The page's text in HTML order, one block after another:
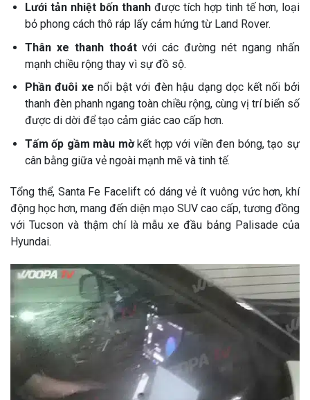
Lưới tản nhiệt bốn thanhđược tích hợp tinh tế hơn, loại
bỏ phong cách thô ráp lấy cảm hứng từ Land Rover.
Thân xe thanh thoátvới các đường nét ngang nhấn
mạnh chiều rộng thay vì sự đồ sộ.
Phần đuôi xe nổi bật với đèn hậu dạng dọc kết nối bởi
thanh đèn phanh ngang toàn chiều rộng, cùng vị trí biển số
được di dời để tạo cảm giác cao cấp hơn.
Tấm ốp gầm màu mờkết hợp với viền đen bóng, tạo sự
cân bằng giữa vẻ ngoài mạnh mẽ và tinh tế.
Tổng thể, Santa Fe Facelift có dáng vẻ ít vuông vức hơn, khí
động học hơn, mang đến diện mạo SUV cao cấp, tương đồng
với Tucson và thậm chí là mẫu xe đầu bảng Palisade của
Hyundai.